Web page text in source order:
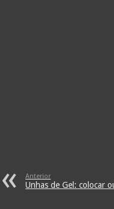
Anterior
Unhas de Gel: colocar